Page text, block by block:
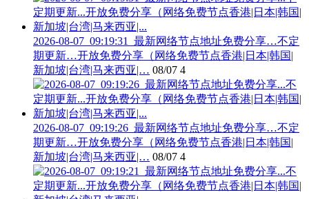
2026-08-07_09:19:31_最新网络节点地址免费分享…不定
期更新…开放免费分享（网络免费节点香港|日本|韩国|
新加坡|台湾|马来西亚|… 08/07 4
2026-08-07_09:19:26_最新网络节点地址免费分享…不定
期更新…开放免费分享（网络免费节点香港|日本|韩国|
新加坡|台湾|马来西亚|… 08/07 4